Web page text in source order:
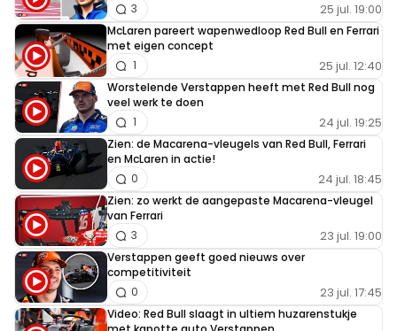
25 jul. 19:00
3
McLaren pareert wapenwedloop Red Bull en Ferrari
met eigen concept
25 jul. 12:40
1
Worstelende Verstappen heeft met Red Bull nog
veel werk te doen
24 jul. 19:25
1
Zien: de Macarena-vleugels van Red Bull, Ferrari
en McLaren in actie!
24 jul. 18:45
0
Zien: zo werkt de aangepaste Macarena-vleugel
van Ferrari
23 jul. 19:00
3
Verstappen geeft goed nieuws over
competitiviteit
23 jul. 17:45
0
Video: Red Bull slaagt in ultiem huzarenstukje